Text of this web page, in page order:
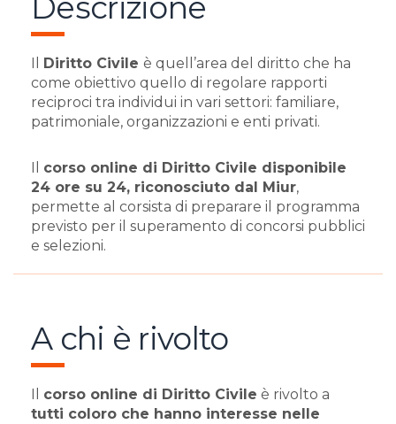
Descrizione
Diritto Civile è quell’area del diritto che ha
come obiettivo quello di regolare rapporti
reciproci tra individui in vari settori: familiare,
patrimoniale, organizzazioni e enti privati.
corso online di Diritto Civile disponibile
24 ore su 24, riconosciuto dal Miur,
permette al corsista di preparare il programma
previsto per il superamento di concorsi pubblici
e selezioni.
A chi è rivolto
corso online di Diritto Civile è rivolto a
tutti coloro che hanno interesse nelle